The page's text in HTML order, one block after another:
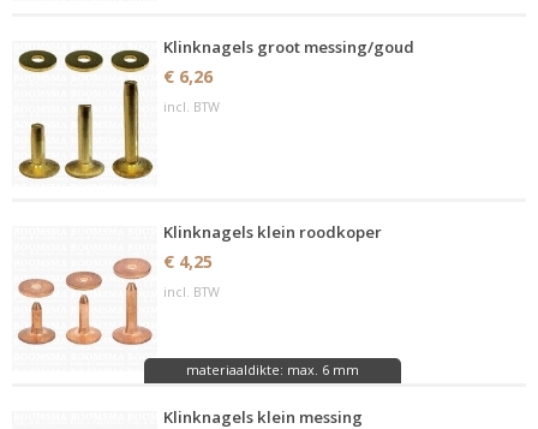
Klinknagels groot messing/goud
€ 6,26
incl. BTW
Klinknagels klein roodkoper
€ 4,25
incl. BTW
materiaaldikte: max. 6 mm
Klinknagels klein messing